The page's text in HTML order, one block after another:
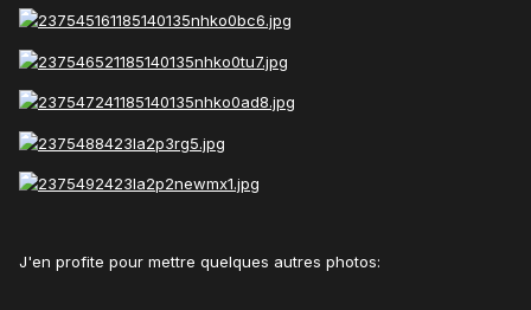
J'en profite pour mettre quelques autres photos: